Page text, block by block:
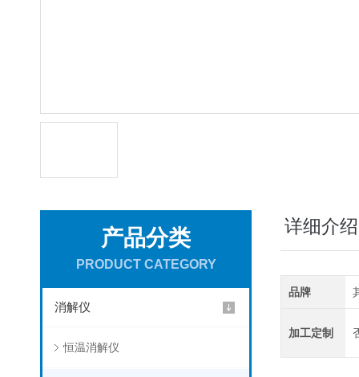
产品分类
PRODUCT CATEGORY
消解仪
恒温消解仪
详细介绍
品牌
加工定制